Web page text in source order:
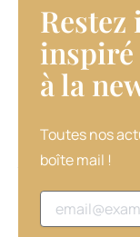
ainsi
durée
cheveu
favorise
son
ancrage
dans
à la
Toutes nos
boîte mail !
Adresse email